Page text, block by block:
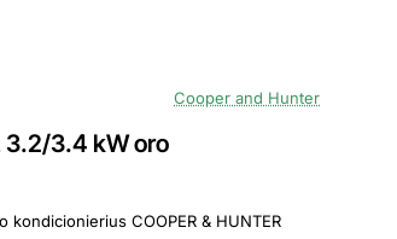
Cooper and Hunter
3.2/3.4 kW oro
& HUNTER